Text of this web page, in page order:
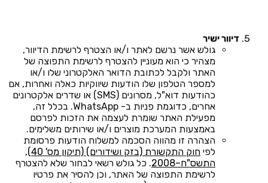
דיוור ישיר
גולש אשר נרשם לאתר ו/או הצטרף לרשימת הדיוור,
מצהיר כי הוא מעוניין להצטרף לרשימת התפוצה של
האתר ולקבל לכתובת הדואר האלקטרוני שלו ו/או
למספר הטלפון שלו הודעות שיווקיות כאלה ואחרות, אם
כהודעות דוא"ל, מסרונים (SMS) או שדרים אלקטרונים
אחרים, כדוגמת פניות ב- WhatsApp. בכלל זה,
מפעילת האתר שומרת לעצמה את הזכות לפרסם
באמצעות המערכת מוצרים ו/או שירותים משלימים.
הצהרה זו מהווה הסכמה למשלוח הודעות פרסומת
לפי
חוק התקשורת (בזק ושידורים) (תיקון מס' 40),
התשס"ח–2008
. כל גולש רשאי לבחור שלא להצטרף
לרשימת התפוצה של האתר, וכן להסיר את פרטיו